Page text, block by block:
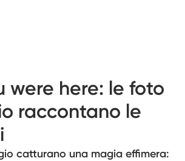
were here: le foto
raccontano le
catturano una magia effimera: